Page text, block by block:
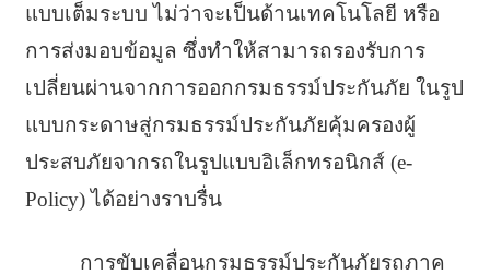
แบบเต็มระบบ ไม่ว่าจะเป็นด้านเทคโนโลยี หรือ
การส่งมอบข้อมูล ซึ่งทำให้สามารถรองรับการ
เปลี่ยนผ่านจากการออกกรมธรรม์ประกันภัย ในรูป
แบบกระดาษสู่กรมธรรม์ประกันภัยคุ้มครองผู้
ประสบภัยจากรถในรูปแบบอิเล็กทรอนิกส์ (e-
Policy) ได้อย่างราบรื่น
การขับเคลื่อนกรมธรรม์ประกันภัยรถภาค